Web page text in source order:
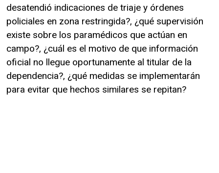
desatendió indicaciones de triaje y órdenes
policiales en zona restringida?, ¿qué supervisión
existe sobre los paramédicos que actúan en
campo?, ¿cuál es el motivo de que información
oficial no llegue oportunamente al titular de la
dependencia?, ¿qué medidas se implementarán
para evitar que hechos similares se repitan?